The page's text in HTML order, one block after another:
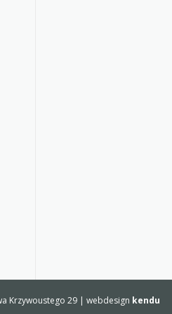
Krzywoustego 29 | webdesign kendu